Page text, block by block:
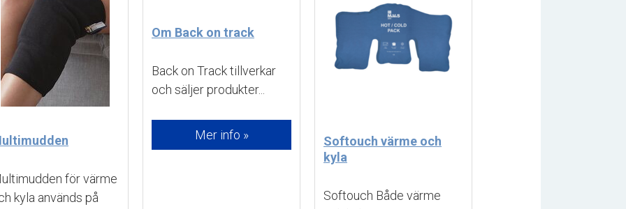
för värme
kyla används på
Om Back on track
Back on Track tillverkar
och säljer produkter...
Mer info »
Softouch värme och
kyla
Softouch Både värme